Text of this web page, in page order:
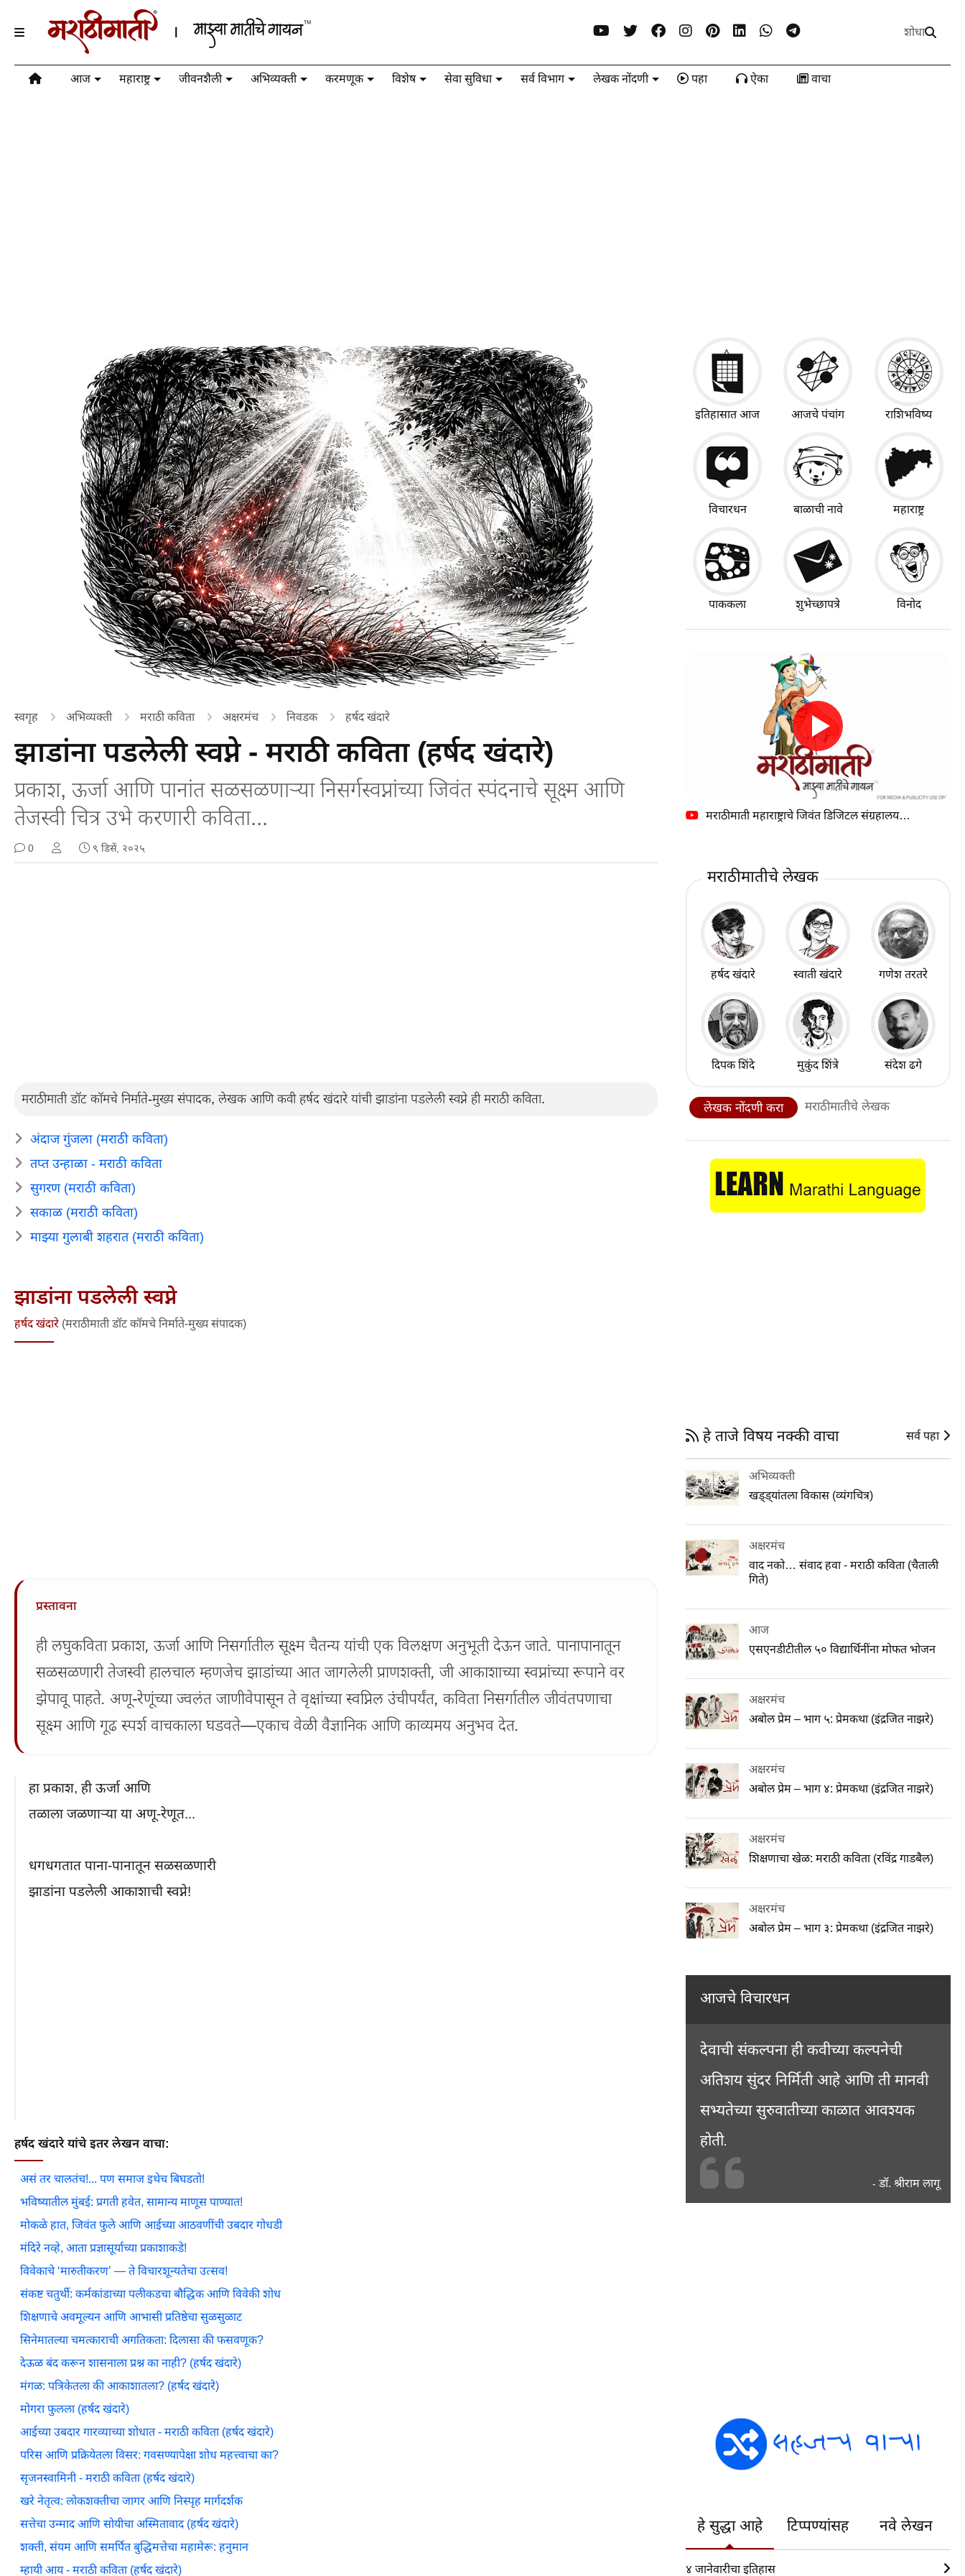
शोधा
आज महाराष्ट्र जीवनशैली अभिव्यक्ती करमणूक विशेष सेवा सुविधा सर्व विभाग लेखक नोंदणी पहा ऐका वाचा
स्वगृह अभिव्यक्ती मराठी कविता अक्षरमंच निवडक हर्षद खंदारे
झाडांना पडलेली स्वप्ने - मराठी कविता (हर्षद खंदारे)
प्रकाश, ऊर्जा आणि पानांत सळसळणाऱ्या निसर्गस्वप्नांच्या जिवंत स्पंदनाचे सूक्ष्म आणि
तेजस्वी चित्र उभे करणारी कविता...
0 ९ डिसें, २०२५
मराठीमाती डॉट कॉमचे निर्माते-मुख्य संपादक, लेखक आणि कवी हर्षद खंदारे यांची झाडांना पडलेली स्वप्ने ही मराठी कविता.
अंदाज गुंजला (मराठी कविता)
तप्त उन्हाळा - मराठी कविता
सुगरण (मराठी कविता)
सकाळ (मराठी कविता)
माझ्या गुलाबी शहरात (मराठी कविता)
झाडांना पडलेली स्वप्ने
हर्षद खंदारे (मराठीमाती डॉट कॉमचे निर्माते-मुख्य संपादक)
प्रस्तावना
ही लघुकविता प्रकाश, ऊर्जा आणि निसर्गातील सूक्ष्म चैतन्य यांची एक विलक्षण अनुभूती देऊन जाते. पानापानातून
सळसळणारी तेजस्वी हालचाल म्हणजेच झाडांच्या आत जागलेली प्राणशक्ती, जी आकाशाच्या स्वप्नांच्या रूपाने वर
झेपावू पाहते. अणू-रेणूंच्या ज्वलंत जाणीवेपासून ते वृक्षांच्या स्वप्निल उंचीपर्यंत, कविता निसर्गातील जीवंतपणाचा
सूक्ष्म आणि गूढ स्पर्श वाचकाला घडवते—एकाच वेळी वैज्ञानिक आणि काव्यमय अनुभव देत.
हा प्रकाश, ही ऊर्जा आणि
तळाला जळणाऱ्या या अणू-रेणूत...
धगधगतात पाना-पानातून सळसळणारी
झाडांना पडलेली आकाशाची स्वप्ने!
हर्षद खंदारे यांचे इतर लेखन वाचा:
असं तर चालतंच!... पण समाज इथेच बिघडतो!
भविष्यातील मुंबई: प्रगती हवेत, सामान्य माणूस पाण्यात!
मोकळे हात, जिवंत फुले आणि आईच्या आठवणींची उबदार गोधडी
मंदिरे नव्हे, आता प्रज्ञासूर्याच्या प्रकाशाकडे!
विवेकाचे ‘मारुतीकरण’ — ते विचारशून्यतेचा उत्सव!
संकष्ट चतुर्थी: कर्मकांडाच्या पलीकडचा बौद्धिक आणि विवेकी शोध
शिक्षणाचे अवमूल्यन आणि आभासी प्रतिष्ठेचा सुळसुळाट
सिनेमातल्या चमत्काराची अगतिकता: दिलासा की फसवणूक?
देऊळ बंद करून शासनाला प्रश्न का नाही? (हर्षद खंदारे)
मंगळ: पत्रिकेतला की आकाशातला? (हर्षद खंदारे)
मोगरा फुलला (हर्षद खंदारे)
आईच्या उबदार गारव्याच्या शोधात - मराठी कविता (हर्षद खंदारे)
परिस आणि प्रक्रियेतला विसर: गवसण्यापेक्षा शोध महत्त्वाचा का?
सृजनस्वामिनी - मराठी कविता (हर्षद खंदारे)
खरे नेतृत्व: लोकशक्तीचा जागर आणि निस्पृह मार्गदर्शक
सत्तेचा उन्माद आणि सोयीचा अस्मितावाद (हर्षद खंदारे)
शक्ती, संयम आणि समर्पित बुद्धिमत्तेचा महामेरू: हनुमान
म्हायी आय - मराठी कविता (हर्षद खंदारे)
इतिहासात आज आजचे पंचांग राशिभविष्य
विचारधन बाळाची नावे महाराष्ट्र
पाककला शुभेच्छापत्रे विनोद
मराठीमाती महाराष्ट्राचे जिवंत डिजिटल संग्रहालय…
मराठीमातीचे लेखक
हर्षद खंदारे स्वाती खंदारे गणेश तरतरे
दिपक शिंदे मुकुंद शिंत्रे संदेश ढगे
लेखक नोंदणी करा मराठीमातीचे लेखक
हे ताजे विषय नक्की वाचा सर्व पहा
अभिव्यक्ती
खड्ड्यांतला विकास (व्यंगचित्र)
अक्षरमंच
वाद नको… संवाद हवा - मराठी कविता (चैताली
गिते)
आज
एसएनडीटीतील ५० विद्यार्थिनींना मोफत भोजन
अक्षरमंच
अबोल प्रेम – भाग ५: प्रेमकथा (इंद्रजित नाझरे)
अक्षरमंच
अबोल प्रेम – भाग ४: प्रेमकथा (इंद्रजित नाझरे)
अक्षरमंच
शिक्षणाचा खेळ: मराठी कविता (रविंद्र गाडबैल)
अक्षरमंच
अबोल प्रेम – भाग ३: प्रेमकथा (इंद्रजित नाझरे)
आजचे विचारधन
देवाची संकल्पना ही कवीच्या कल्पनेची
अतिशय सुंदर निर्मिती आहे आणि ती मानवी
सभ्यतेच्या सुरुवातीच्या काळात आवश्यक
होती.
- डॉ. श्रीराम लागू
हे सुद्धा आहे टिप्पण्यांसह नवे लेखन
४ जानेवारीचा इतिहास